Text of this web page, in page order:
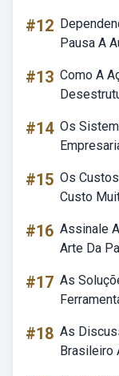
#12
Pausa A
#13 Como A
#14 Os
#15 Os
Custo
#16 Assinale
Arte Da
#17 As
#18 As
Brasileiro